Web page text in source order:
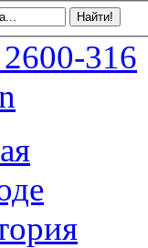
2600-316